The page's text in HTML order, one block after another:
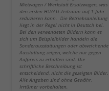
Mietwagen / Werkstatt Ersatzwagen, was
den ersten HU/AU Zeitraum auf 1 Jahr
reduzieren kann. Die Betriebsanleitung
liegt in der Regel nicht in Deutsch bei.
Bei den verwendeten Bildern kann es
sich um Beispielbilder handeln die
Sonderausstattungen oder abweichende
Ausstattung zeigen, welche nur gegen
Aufpreis zu erhalten sind. Die
schriftliche Beschreibung ist
entscheidend, nicht die gezeigten Bilder.
Alle Angaben sind ohne Gewähr.
Irrtümer vorbehalten.